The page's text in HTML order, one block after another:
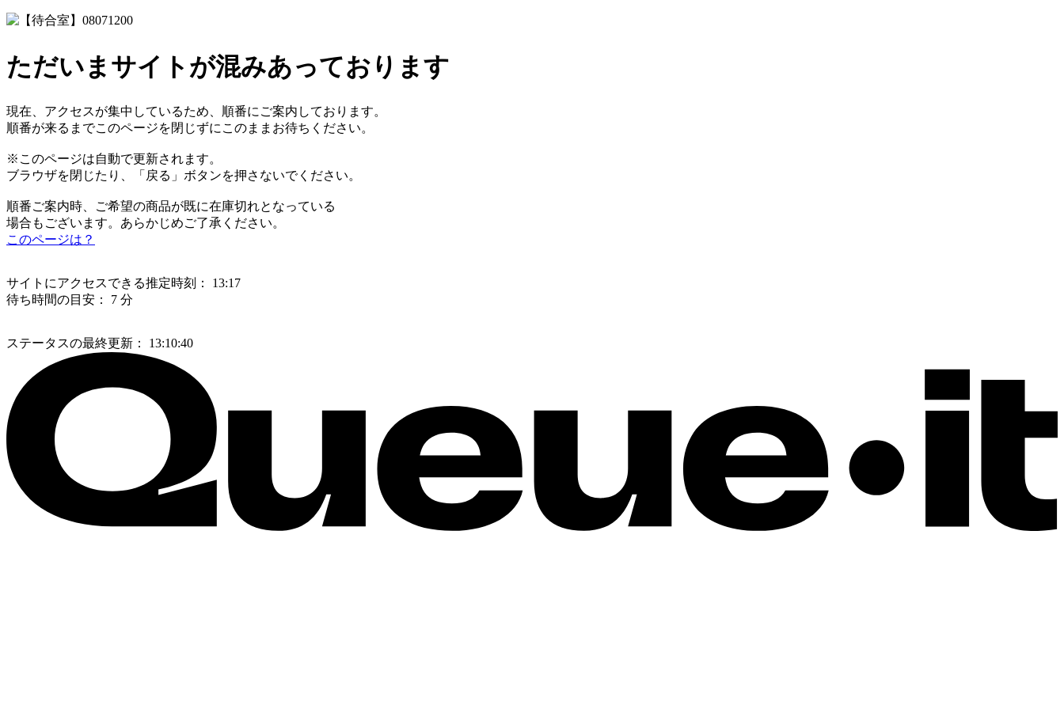
ただいまサイトが混みあっております
現在、アクセスが集中しているため、順番にご案内しております。
順番が来るまでこのページを閉じずにこのままお待ちください。
※このページは自動で更新されます。
ブラウザを閉じたり、「戻る」ボタンを押さないでください。
順番ご案内時、ご希望の商品が既に在庫切れとなっている
場合もございます。あらかじめご了承ください。
このページは？
サイトにアクセスできる推定時刻：
13:17
待ち時間の目安：
7 分
ステータスの最終更新： 13:10:40